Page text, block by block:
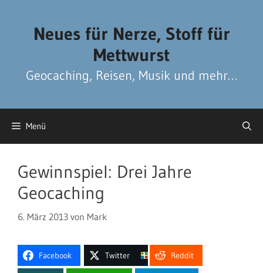
Neues für Nerze, Stoff für
Mettwurst
Geocaching, Reisen, Musik und mehr…
Menü
Gewinnspiel: Drei Jahre
Geocaching
6. März 2013 von Mark
Facebook Twitter Reddit